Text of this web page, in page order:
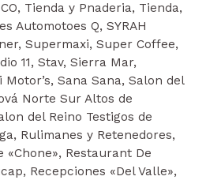
Tienda y Pnaderia, Tienda,
Automotoes Q, SYRAH
Supermaxi, Super Coffee,
11, Stav, Sierra Mar,
Sana Sana, Salon del
Norte Sur Altos de
del Reino Testigos de
Rulimanes y Retenedores,
«Chone», Restaurant De
Recepciones «Del Valle»,